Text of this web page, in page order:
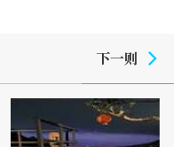
下一则